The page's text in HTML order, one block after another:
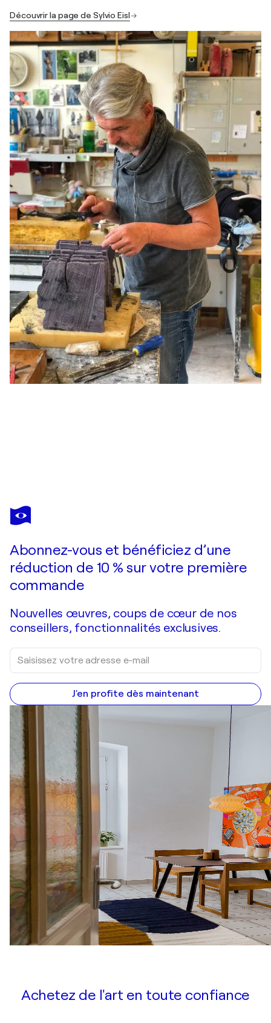
Découvrir la page de Sylvio Eisl
SYLVIO EISL
YELLOW SAKAMOTO
Abonnez-vous et bénéficiez d’une
réduction de 10 % sur votre première
commande
Nouvelles œuvres, coups de cœur de nos
conseillers, fonctionnalités exclusives.
J'en profite dès maintenant
Achetez de l'art en toute confiance